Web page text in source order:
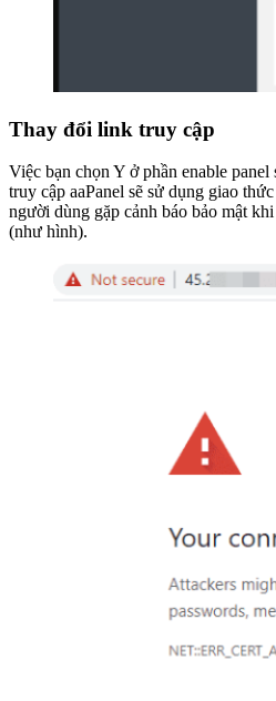
Thay đổi link truy cập
Việc bạn chọn Y ở phần enable
truy cập aaPanel sẽ sử dụng giao
người dùng gặp cảnh báo bảo mật
(như hình).